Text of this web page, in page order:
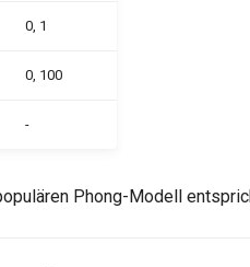
0, 1
0, 100
-
Phong-Modell